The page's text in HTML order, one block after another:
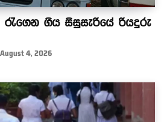
ගිය සිසුසැරියේ රියදුරු
August 4, 2026